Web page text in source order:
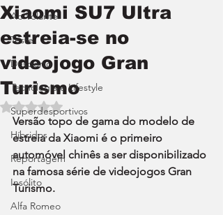
Ao Volante
Teste
Desporto
Tecnologia e Lifestyle
Superdesportivos
Híbridos
Reportagem
Insólito
Alfa Romeo
Xiaomi SU7 Ultra
estreia-se no
videojogo Gran
Turismo
Avaliado com NaN de 5 estrelas.
Versão topo de gama do modelo de
estreia da Xiaomi é o primeiro
automóvel chinês a ser disponibilizado
na famosa série de videojogos Gran
Turismo.